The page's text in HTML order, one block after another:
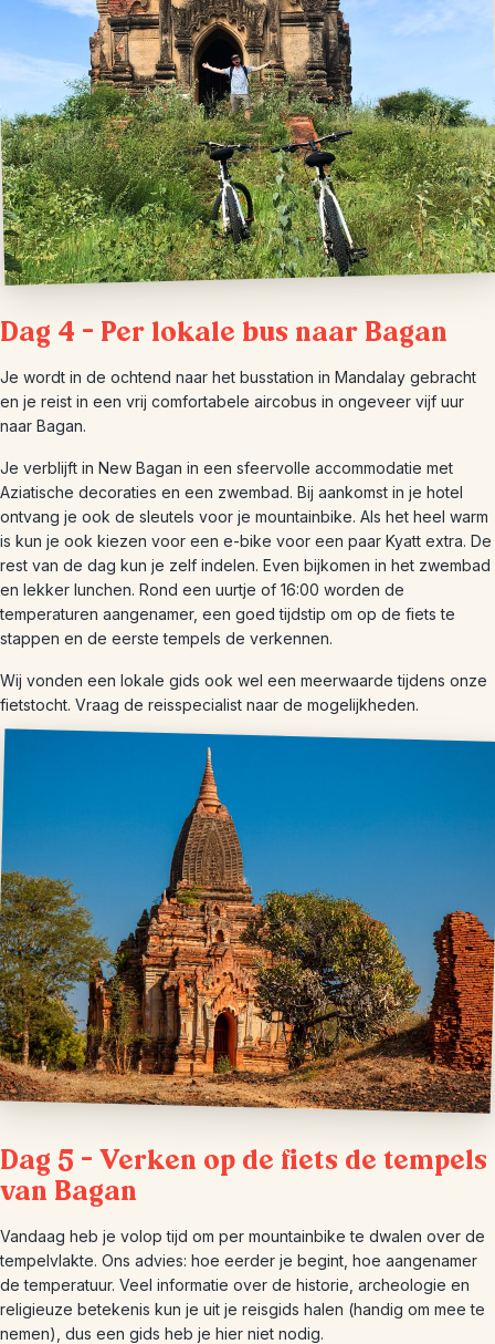
Dag 4 – Per lokale bus naar Bagan
Je wordt in de ochtend naar het busstation in Mandalay gebracht
en je reist in een vrij comfortabele aircobus in ongeveer vijf uur
naar Bagan.
Je verblijft in New Bagan in een sfeervolle accommodatie met
Aziatische decoraties en een zwembad. Bij aankomst in je hotel
ontvang je ook de sleutels voor je mountainbike. Als het heel warm
is kun je ook kiezen voor een e-bike voor een paar Kyatt extra. De
rest van de dag kun je zelf indelen. Even bijkomen in het zwembad
en lekker lunchen. Rond een uurtje of 16:00 worden de
temperaturen aangenamer, een goed tijdstip om op de fiets te
stappen en de eerste tempels de verkennen.
Wij vonden een lokale gids ook wel een meerwaarde tijdens onze
fietstocht. Vraag de reisspecialist naar de mogelijkheden.
Dag 5 – Verken op de fiets de tempels
van Bagan
Vandaag heb je volop tijd om per mountainbike te dwalen over de
tempelvlakte. Ons advies: hoe eerder je begint, hoe aangenamer
de temperatuur. Veel informatie over de historie, archeologie en
religieuze betekenis kun je uit je reisgids halen (handig om mee te
nemen), dus een gids heb je hier niet nodig.